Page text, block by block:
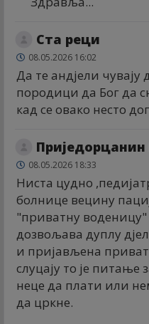
Ста реци
08.05.2026 16:02
Да те андјели чувају
породици да Бог да
кад се овако несто
Приједорцанин
08.05.2026 18:33
Ниста цудно
болнице вецину
"приватну воденицу"
дозвољава дуплу
и пријављена
слуцају то је питање
неце да плати или
да цркне.